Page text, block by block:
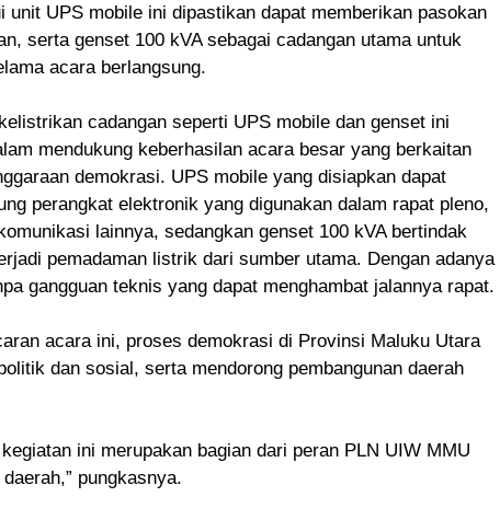
unit UPS mobile ini dipastikan dapat memberikan pasokan
serta genset 100 kVA sebagai cadangan utama untuk
acara berlangsung.
cadangan seperti UPS mobile dan genset ini
mendukung keberhasilan acara besar yang berkaitan
demokrasi. UPS mobile yang disiapkan dapat
perangkat elektronik yang digunakan dalam rapat pleno,
lainnya, sedangkan genset 100 kVA bertindak
pemadaman listrik dari sumber utama. Dengan adanya
gangguan teknis yang dapat menghambat jalannya rapat.
acara ini, proses demokrasi di Provinsi Maluku Utara
dan sosial, serta mendorong pembangunan daerah
ini merupakan bagian dari peran PLN UIW MMU
pungkasnya.